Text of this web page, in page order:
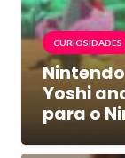
CURIOSIDADES
Yoshi
para o